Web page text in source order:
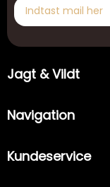
Jagt & Vildt
Navigation
Kundeservice